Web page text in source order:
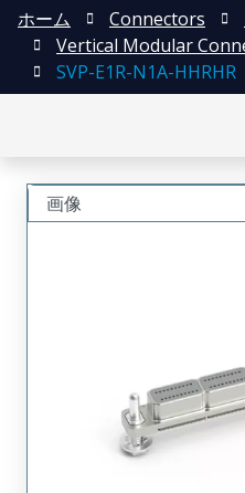
ホーム Connectors
Vertical Modular
SVP-E1R-N1A-HHRHR
画像